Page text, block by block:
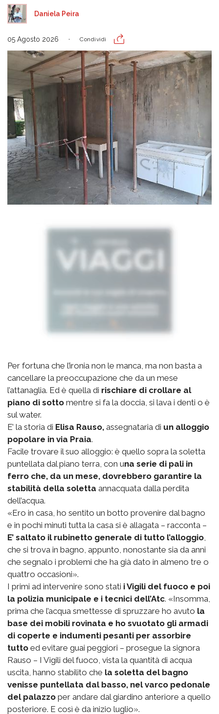
Daniela Peira
05 Agosto 2026 Condividi
Per fortuna che l’ironia non le manca, ma non basta a
cancellare la preoccupazione che da un mese
l’attanaglia. Ed è quella di rischiare di crollare al
piano di sotto mentre si fa la doccia, si lava i denti o è
sul water.
E’ la storia di Elisa Rauso, assegnataria di un alloggio
popolare in via Praia.
Facile trovare il suo alloggio: è quello sopra la soletta
puntellata dal piano terra, con una serie di pali in
ferro che, da un mese, dovrebbero garantire la
stabilità della soletta annacquata dalla perdita
dell’acqua.
«Ero in casa, ho sentito un botto provenire dal bagno
e in pochi minuti tutta la casa si è allagata – racconta –
E’ saltato il rubinetto generale di tutto l’alloggio
che si trova in bagno, appunto, nonostante sia da anni
che segnalo i problemi che ha già dato in almeno tre o
quattro occasioni».
I primi ad intervenire sono stati i Vigili del fuoco e poi
la polizia municipale e i tecnici dell’Atc. «Insomma,
prima che l’acqua smettesse di spruzzare ho avuto la
base dei mobili rovinata e ho svuotato gli armadi
di coperte e indumenti pesanti per assorbire
tutto ed evitare guai peggiori – prosegue la signora
Rauso – I Vigili del fuoco, vista la quantità di acqua
uscita, hanno stabilito che la soletta del bagno
venisse puntellata dal basso, nel varco pedonale
del palazzo per andare dal giardino anteriore a quello
posteriore. E così è da inizio luglio».